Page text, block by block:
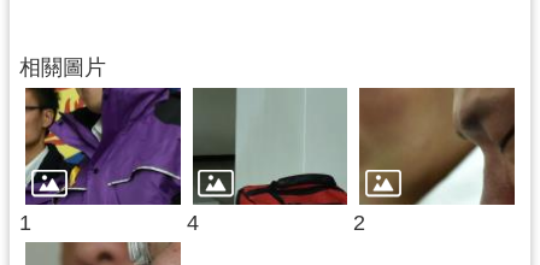
府
網
站
資
料
開
放
相關圖片
1 4 2